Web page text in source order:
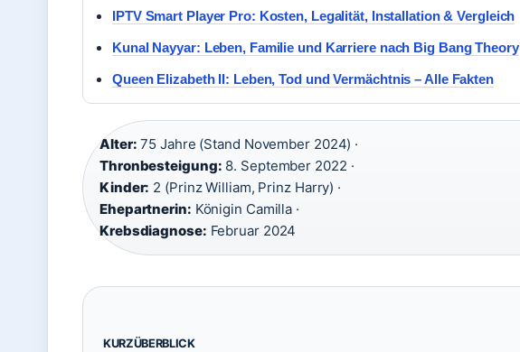
IPTV Smart Player Pro: Kosten, Legalität, Installation & Vergleich
Kunal Nayyar: Leben, Familie und Karriere nach Big Bang Theory
Queen Elizabeth II: Leben, Tod und Vermächtnis – Alle Fakten
Alter: 75 Jahre (Stand November 2024) ·
Thronbesteigung: 8. September 2022 ·
Kinder: 2 (Prinz William, Prinz Harry) ·
Ehepartnerin: Königin Camilla ·
Krebsdiagnose: Februar 2024
KURZÜBERBLICK